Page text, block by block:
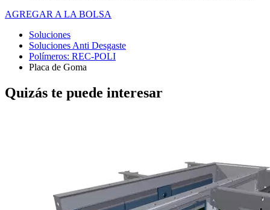
AGREGAR A LA BOLSA
Soluciones
Soluciones Anti Desgaste
Polímeros: REC-POLI
Placa de Goma
Quizás te puede interesar